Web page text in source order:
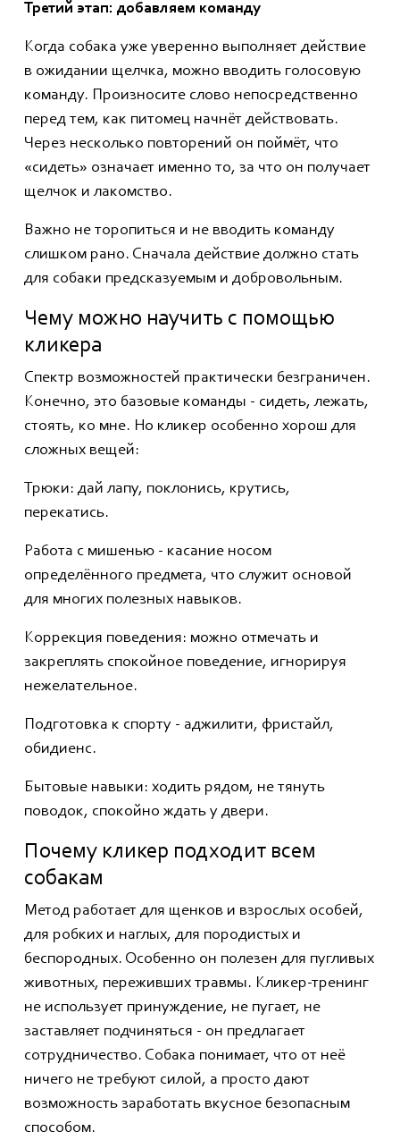
Третий этап: добавляем команду
Когда собака уже уверенно выполняет действие
в ожидании щелчка, можно вводить голосовую
команду. Произносите слово непосредственно
перед тем, как питомец начнёт действовать.
Через несколько повторений он поймёт, что
«сидеть» означает именно то, за что он получает
щелчок и лакомство.
Важно не торопиться и не вводить команду
слишком рано. Сначала действие должно стать
для собаки предсказуемым и добровольным.
Чему можно научить с помощью
кликера
Спектр возможностей практически безграничен.
Конечно, это базовые команды - сидеть, лежать,
стоять, ко мне. Но кликер особенно хорош для
сложных вещей:
Трюки: дай лапу, поклонись, крутись,
перекатись.
Работа с мишенью - касание носом
определённого предмета, что служит основой
для многих полезных навыков.
Коррекция поведения: можно отмечать и
закреплять спокойное поведение, игнорируя
нежелательное.
Подготовка к спорту - аджилити, фристайл,
обидиенс.
Бытовые навыки: ходить рядом, не тянуть
поводок, спокойно ждать у двери.
Почему кликер подходит всем
собакам
Метод работает для щенков и взрослых особей,
для робких и наглых, для породистых и
беспородных. Особенно он полезен для пугливых
животных, переживших травмы. Кликер-тренинг
не использует принуждение, не пугает, не
заставляет подчиняться - он предлагает
сотрудничество. Собака понимает, что от неё
ничего не требуют силой, а просто дают
возможность заработать вкусное безопасным
способом.